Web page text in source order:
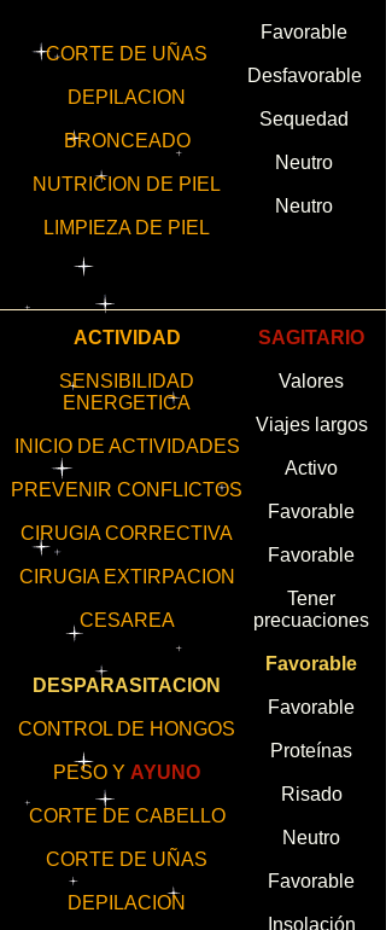
Favorable
Desfavorable
Sequedad
Neutro
Neutro
SAGITARIO
Valores
Viajes largos
Activo
Favorable
Favorable
Tener
precuaciones
Favorable
Favorable
Proteínas
Risado
Neutro
Favorable
Insolación
CORTE DE UÑAS
DEPILACION
BRONCEADO
NUTRICION DE PIEL
LIMPIEZA DE PIEL
ACTIVIDAD
SENSIBILIDAD
ENERGETICA
INICIO DE ACTIVIDADES
PREVENIR CONFLICTOS
CIRUGIA CORRECTIVA
CIRUGIA EXTIRPACION
CESAREA
DESPARASITACION
CONTROL DE HONGOS
PESO Y AYUNO
CORTE DE CABELLO
CORTE DE UÑAS
DEPILACION